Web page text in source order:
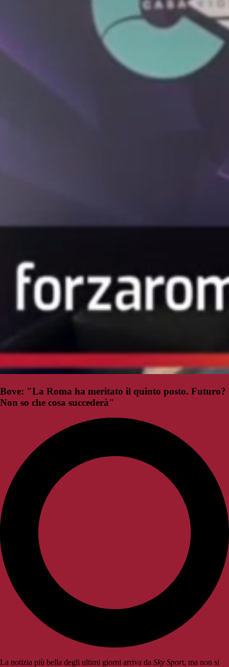
Bove: "La Roma ha meritato il quinto posto. Futuro?
Non so che cosa succederà"
La notizia più bella degli ultimi giorni arriva da Sky Sport, ma non si